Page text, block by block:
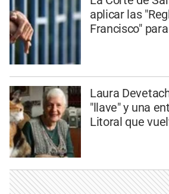
aplicar las
Francisco"
Laura
"llave" y una
Litoral que